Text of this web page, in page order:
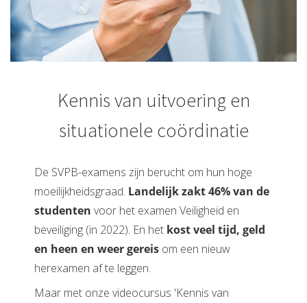
Kennis van uitvoering en
situationele coördinatie
De SVPB-examens zijn berucht om hun hoge
moeilijkheidsgraad. Landelijk zakt 46% van de
studenten voor het examen Veiligheid en
beveiliging (in 2022). En het kost veel tijd, geld
en heen en weer gereis om een nieuw
herexamen af te leggen.
Maar met onze videocursus 'Kennis van